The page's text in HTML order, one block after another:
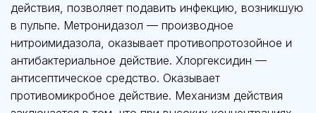
действия, позволяет подавить инфекцию, возникшую
в пульпе. Метронидазол — производное
нитроимидазола, оказывает противопротозойное и
антибактериальное действие. Хлоргексидин —
антисептическое средство. Оказывает
противомикробное действие. Механизм действия